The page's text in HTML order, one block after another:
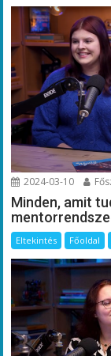
2024-03-10
Minden, amit
Eltekintés Főoldal